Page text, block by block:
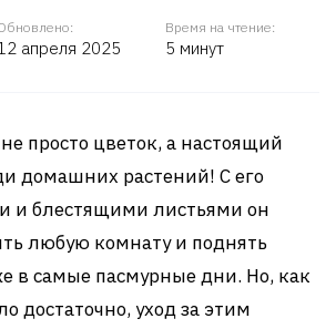
апреля 2025
Время на чтение:
5 минут
просто цветок, а настоящий
домашних растений! С его
и блестящими листьями он
любую комнату и поднять
в самые пасмурные дни. Но, как
достаточно, уход за этим